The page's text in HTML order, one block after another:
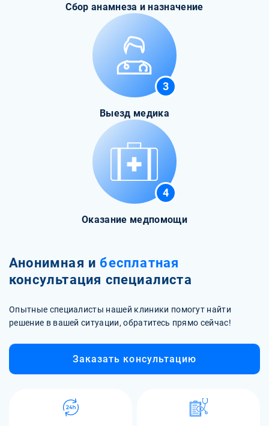
Сбор анамнеза и назначение
3
Выезд медика
4
Оказание медпомощи
Анонимная и бесплатная
консультация специалиста
Опытные специалисты нашей клиники помогут найти
решение в вашей ситуации, обратитесь прямо сейчас!
Заказать консультацию